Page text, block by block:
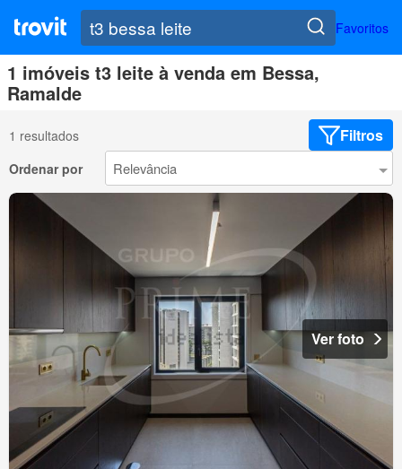
Favoritos
1 imóveis t3 leite à venda em Bessa,
Ramalde
1 resultados Filtros
Ordenar por
Ver foto